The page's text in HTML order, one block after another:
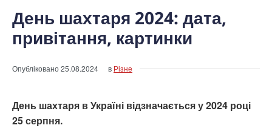
День шахтаря 2024: дата,
привітання, картинки
Опубліковано25.08.2024 в Різне
День шахтаря в Україні відзначається у 2024 році
25 серпня.